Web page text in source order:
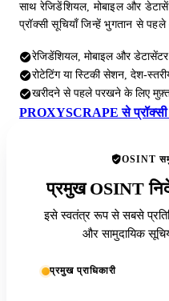
साथ रेजिडेंशियल, मोबाइल और
प्रॉक्सी सूचियाँ जिन्हें भुगतान से
रेजिडेंशियल, मोबाइल और
रोटेटिंग या स्टिकी सेशन, देश-
खरीदने से पहले परखने के लिए मुफ़्त
PROXYSCRAPE से
OSINT
प्रमुख OSINT
इसे स्वतंत्र रूप से सबसे
और सामुदायिक
प्रमुख प्राधिकारी